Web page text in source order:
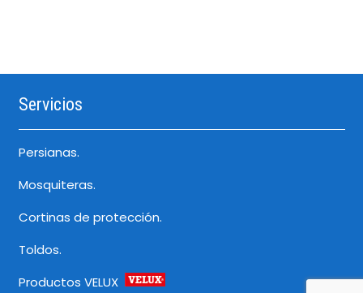
Servicios
Persianas.
Mosquiteras.
Cortinas de protección.
Toldos.
Productos VELUX